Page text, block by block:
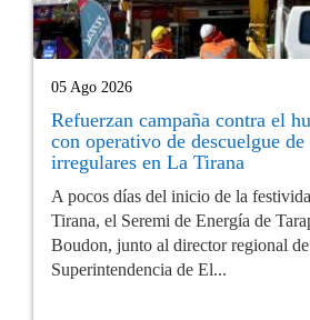
05 Ago 2026
Refuerzan campaña contra el
con operativo de descuelgue
irregulares en La Tirana
A pocos días del inicio de la
Tirana, el Seremi de Energía de
Boudon, junto al director regional
Superintendencia de El...